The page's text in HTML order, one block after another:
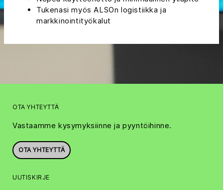
Tukenasi myös ALSOn logistiikka ja
markkinointityökalut
OTA YHTEYTTÄ
Vastaamme kysymyksiinne ja pyyntöihinne.
OTA YHTEYTTÄ
UUTISKIRJE